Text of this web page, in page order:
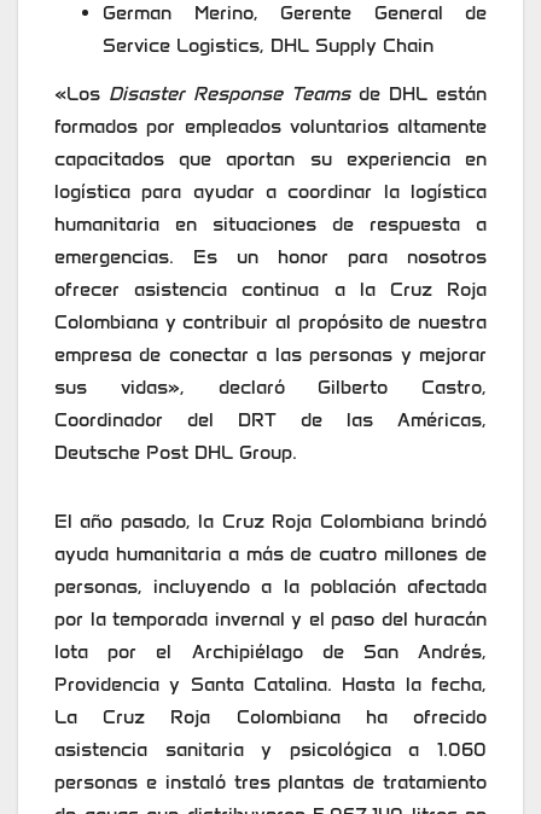
German Merino, Gerente General de
Service Logistics, DHL Supply Chain
«Los Disaster Response Teamsde DHL están
formados por empleados voluntarios altamente
capacitados que aportan su experiencia en
logística para ayudar a coordinar la logística
humanitaria en situaciones de respuesta a
emergencias. Es un honor para nosotros
ofrecer asistencia continua a la Cruz Roja
Colombiana y contribuir al propósito de nuestra
empresa de conectar a las personas y mejorar
sus vidas», declaró Gilberto Castro,
Coordinador del DRT de las Américas,
Deutsche Post DHL Group.
El año pasado, la Cruz Roja Colombiana brindó
ayuda humanitaria a más de cuatro millones de
personas, incluyendo a la población afectada
por la temporada invernal y el paso del huracán
Iota por el Archipiélago de San Andrés,
Providencia y Santa Catalina. Hasta la fecha,
La Cruz Roja Colombiana ha ofrecido
asistencia sanitaria y psicológica a 1.060
personas e instaló tres plantas de tratamiento